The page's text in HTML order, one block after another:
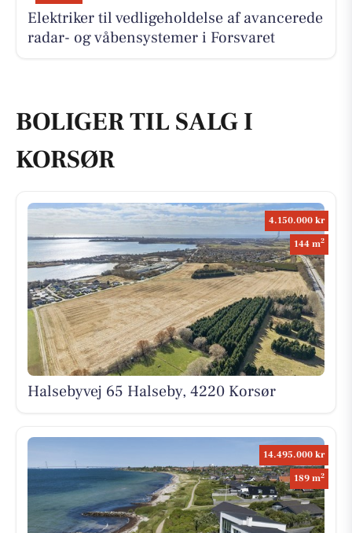
Elektriker til vedligeholdelse af avancerede
radar- og våbensystemer i Forsvaret
BOLIGER TIL SALG I
KORSØR
4.150.000 kr
144 m2
Halsebyvej 65 Halseby, 4220 Korsør
14.495.000 kr
189 m2